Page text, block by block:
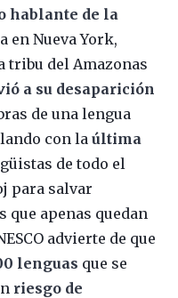
hablante de la
en Nueva York,
tribu del Amazonas
a su desaparición
de una lengua
con la última
de todo el
para salvar
que apenas quedan
advierte de que
lenguas que se
riesgo de